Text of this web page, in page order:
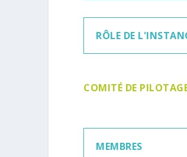
RÔLE DE
COMITÉ DE
MEMBRES